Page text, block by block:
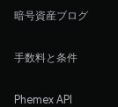
暗号資産ブログ
手数料と条件
Phemex API